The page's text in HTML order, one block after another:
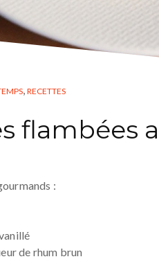
, RECETTES
flambées
:
de rhum brun